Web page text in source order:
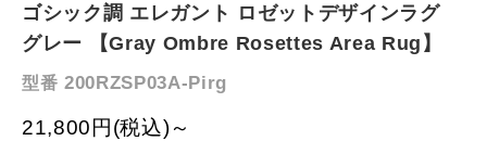
ゴシック調 エレガント ロゼットデザインラグ
グレー 【Gray Ombre Rosettes Area Rug】
型番 200RZSP03A-Pirg
21,800円(税込)～